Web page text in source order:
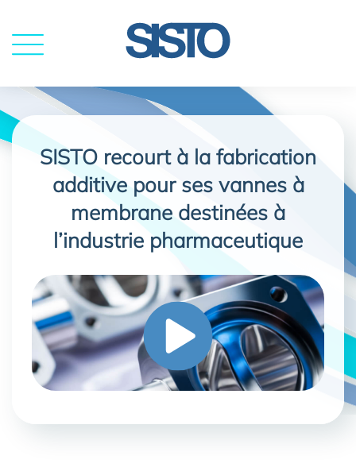
MENU
SISTO recourt à la fabrication
additive pour ses vannes à
membrane destinées à
l’industrie pharmaceutique